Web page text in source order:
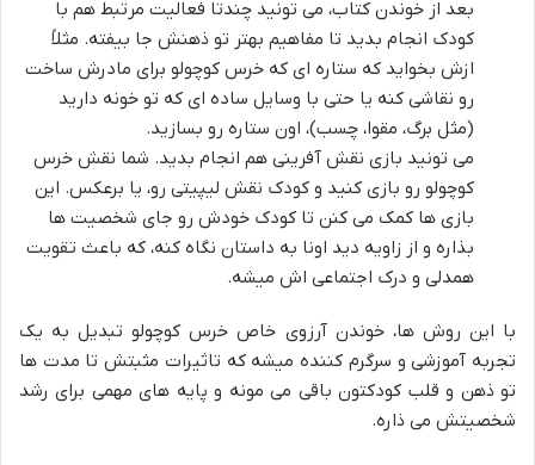
بعد از خوندن کتاب، می تونید چندتا فعالیت مرتبط هم با
کودک انجام بدید تا مفاهیم بهتر تو ذهنش جا بیفته. مثلاً
ازش بخواید که ستاره ای که خرس کوچولو برای مادرش ساخت
رو نقاشی کنه یا حتی با وسایل ساده ای که تو خونه دارید
(مثل برگ، مقوا، چسب)، اون ستاره رو بسازید.
می تونید بازی نقش آفرینی هم انجام بدید. شما نقش خرس
کوچولو رو بازی کنید و کودک نقش لیپیتی رو، یا برعکس. این
بازی ها کمک می کنن تا کودک خودش رو جای شخصیت ها
بذاره و از زاویه دید اونا به داستان نگاه کنه، که باعث تقویت
همدلی و درک اجتماعی اش میشه.
با این روش ها، خوندن آرزوی خاص خرس کوچولو تبدیل به یک
تجربه آموزشی و سرگرم کننده میشه که تاثیرات مثبتش تا مدت ها
تو ذهن و قلب کودکتون باقی می مونه و پایه های مهمی برای رشد
شخصیتش می ذاره.